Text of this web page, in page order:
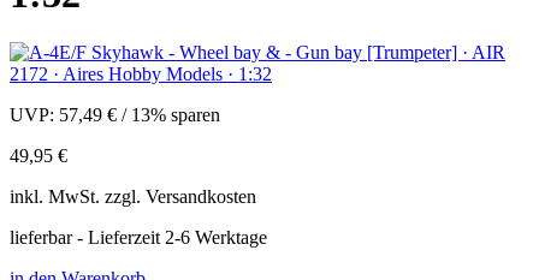
UVP: 57,49 € / 13% sparen
49,95 €
inkl. MwSt. zzgl. Versandkosten
lieferbar - Lieferzeit 2-6 Werktage